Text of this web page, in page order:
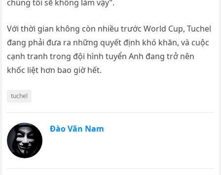
chúng tôi sẽ không làm vậy”.
Với thời gian không còn nhiều trước World Cup, Tuchel
đang phải đưa ra những quyết định khó khăn, và cuộc
cạnh tranh trong đội hình tuyển Anh đang trở nên
khốc liệt hơn bao giờ hết.
tuchel
Đào Văn Nam